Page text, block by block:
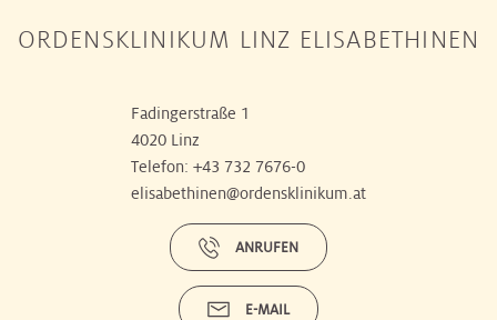
ORDENSKLINIKUM LINZ ELISABETHINEN
Fadingerstraße 1
4020 Linz
Telefon: +43 732 7676-0
elisabethinen@ordensklinikum.at
ANRUFEN
E-MAIL